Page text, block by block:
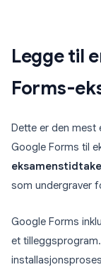
Legge til
Forms-
Dette er den
Google Forms til
som undergraver
Google Forms
et